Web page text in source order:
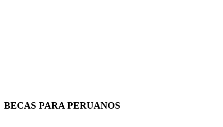
BECAS PARA PERUANOS